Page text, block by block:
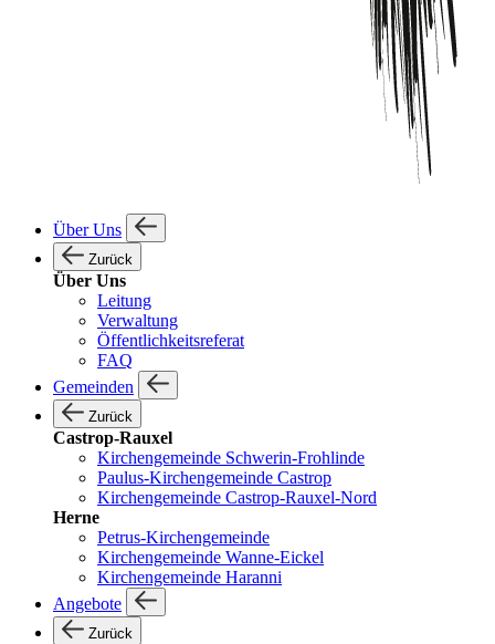
Über Uns
Zurück
Über Uns
Leitung
Verwaltung
Öffentlichkeitsreferat
FAQ
Gemeinden
Zurück
Castrop-Rauxel
Kirchengemeinde Schwerin-Frohlinde
Paulus-Kirchengemeinde Castrop
Kirchengemeinde Castrop-Rauxel-Nord
Herne
Petrus-Kirchengemeinde
Kirchengemeinde Wanne-Eickel
Kirchengemeinde Haranni
Angebote
Zurück